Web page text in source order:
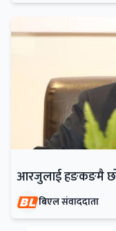
आरजुलाई हङकङमै
बिएल संवाददाता